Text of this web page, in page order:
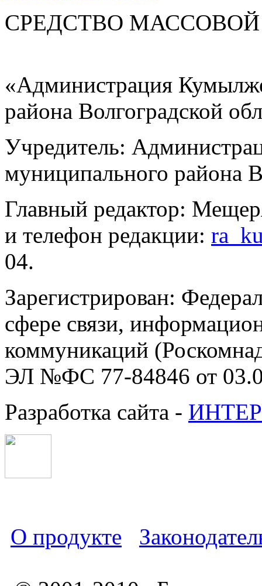
СРЕДСТВО
«Администрация
района Волгоградской
Учредитель:
муниципального района
Главный редактор:
и телефон редакции:
04.
Зарегистрирован:
сфере связи,
коммуникаций
ЭЛ №ФС 77-84846 от
Разработка сайта -
О продукте